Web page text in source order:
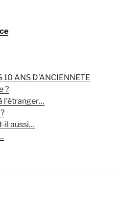
10 ANS D'ANCIENNETE
?
l'étranger…
il aussi…